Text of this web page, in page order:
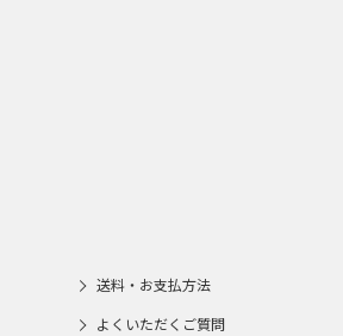
送料・お支払方法
よくいただくご質問